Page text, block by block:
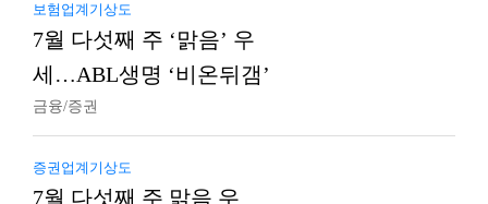
보험업계기상도
7월 다섯째 주 ‘맑음’ 우
세…ABL생명 ‘비온뒤갬’
금융/증권
증권업계기상도
7월 다섯째 주 맑음 우